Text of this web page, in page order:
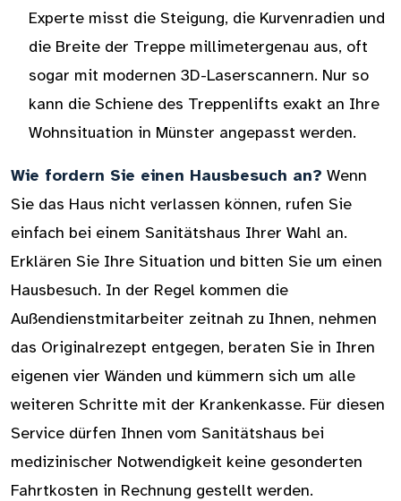
Experte misst die Steigung, die Kurvenradien und
die Breite der Treppe millimetergenau aus, oft
sogar mit modernen 3D-Laserscannern. Nur so
kann die Schiene des Treppenlifts exakt an Ihre
Wohnsituation in Münster angepasst werden.
Wie fordern Sie einen Hausbesuch an? Wenn
Sie das Haus nicht verlassen können, rufen Sie
einfach bei einem Sanitätshaus Ihrer Wahl an.
Erklären Sie Ihre Situation und bitten Sie um einen
Hausbesuch. In der Regel kommen die
Außendienstmitarbeiter zeitnah zu Ihnen, nehmen
das Originalrezept entgegen, beraten Sie in Ihren
eigenen vier Wänden und kümmern sich um alle
weiteren Schritte mit der Krankenkasse. Für diesen
Service dürfen Ihnen vom Sanitätshaus bei
medizinischer Notwendigkeit keine gesonderten
Fahrtkosten in Rechnung gestellt werden.